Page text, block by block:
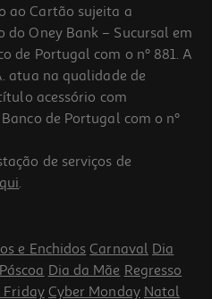
ao Cartão sujeita a
Oney Bank – Sucursal em
de Portugal com o nº 881. A
atua na qualidade de
acessório com
de Portugal com o nº
de serviços de
.
e Enchidos Carnaval Dia
Páscoa Dia da Mãe Regresso
Friday Cyber Monday Natal